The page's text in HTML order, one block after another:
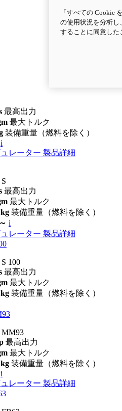
最高出力
最大トルク
装備重量（燃料を除く）
i
レーター 製品詳細
最高出力
最大トルク
装備重量（燃料を除く）
i
レーター 製品詳細
100
最高出力
最大トルク
装備重量（燃料を除く）
MM93
最高出力
最大トルク
装備重量（燃料を除く）
i
レーター 製品詳細
「すべての Cookie
の使用状況を分析し
することに同意し